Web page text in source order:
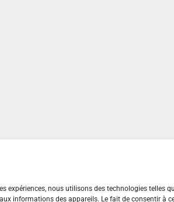
expériences, nous utilisons des technologies telles
informations des appareils. Le fait de consentir à